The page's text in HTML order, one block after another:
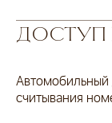
ДОСТУП
считывания